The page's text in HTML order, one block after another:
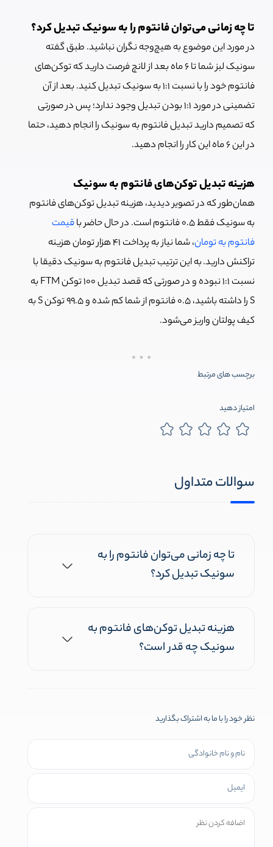
تا چه زمانی می‌توان فانتوم را به سونیک تبدیل کرد؟
در مورد این موضوع به هیچ‌وجه نگران نباشید. طبق گفته
سونیک لبز شما تا 6 ماه بعد از لانچ فرصت دارید که توکن‌های
فانتوم خود را با نسبت 1:1 به سونیک تبدیل کنید. بعد از آن
تضمینی در مورد 1:1 بودن تبدیل وجود ندارد؛ پس در صورتی
که تصمیم دارید تبدیل فانتوم به سونیک را انجام دهید، حتما
در این 6 ماه این کار را انجام دهید.
هزینه تبدیل توکن‌های فانتوم به سونیک
همان‌طور که در تصویر دیدید، هزینه تبدیل توکن‌های فانتوم
به سونیک فقط 0.5 فانتوم است. در حال حاضر با
قیمت
فانتوم به تومان
، شما نیاز به پرداخت 41 هزار تومان هزینه
تراکنش دارید.به این ترتیب تبدیل فانتوم به سونیک دقیقا با
نسبت 1:1 نبوده و در صورتی که قصد تبدیل 100 توکن FTM به
S را داشته باشید، 0.5 فانتوم از شما کم شده و 99.5 توکن S به
کیف پولتان واریز می‌شود.
برچسب های مرتبط
امتیاز دهید
سوالات متداول
تا چه زمانی می‌توان فانتوم را به
سونیک تبدیل کرد؟
هزینه تبدیل توکن‌های فانتوم به
سونیک چه قدر است؟
نظر خود را با ما به اشتراک بگذارید